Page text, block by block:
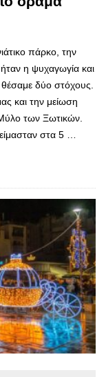
πάρκο, την
η ψυχαγωγία και
δύο στόχους.
και την μείωση
των Ξωτικών.
στα 5 …